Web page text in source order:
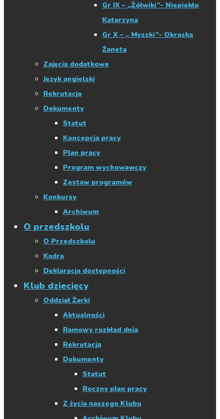
Gr IX – „Żółwiki”- Niepiekło
Katarzyna
Gr X – „ Myszki”- Okraska
Żaneta
Zajęcia dodatkowe
Język angielski
Rekrutacja
Dokumenty
Statut
Koncepcja pracy
Plan pracy
Program wychowawczy
Zestaw programów
Konkursy
Archiwum
O przedszkolu
O Przedszkolu
Kadra
Deklaracja dostępności
Klub dziecięcy
Oddział Żarki
Aktualności
Ramowy rozkład dnia
Rekrutacja
Dokumenty
Statut
Roczny plan pracy
Z życia naszego Klubu